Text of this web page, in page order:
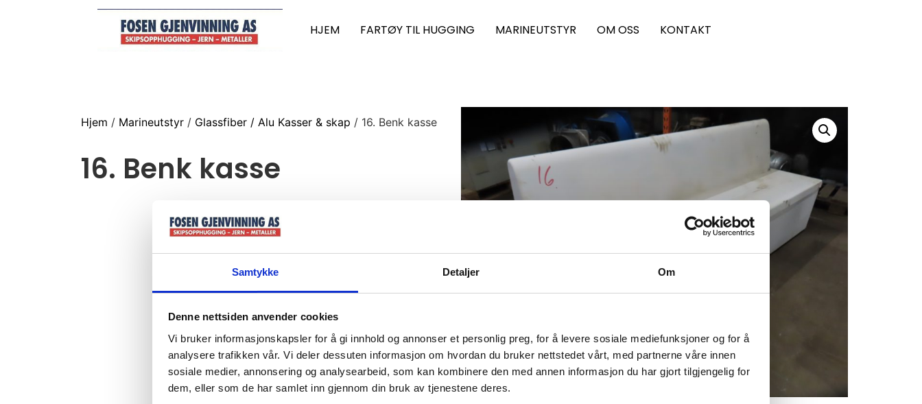
Samtykke Detaljer Om
Denne nettsiden anvender cookies
Vi bruker informasjonskapsler for å gi innhold og annonser et personlig preg, for å levere sosiale mediefunksjoner og for å
analysere trafikken vår. Vi deler dessuten informasjon om hvordan du bruker nettstedet vårt, med partnerne våre innen
sosiale medier, annonsering og analysearbeid, som kan kombinere den med annen informasjon du har gjort tilgjengelig for
dem, eller som de har samlet inn gjennom din bruk av tjenestene deres.
HJEM FARTØY TIL HUGGING MARINEUTSTYR OM OSS KONTAKT
Hjem / Marineutstyr/ Glassfiber / Alu Kasser & skap / 16. Benk kasse
16. Benk kasse